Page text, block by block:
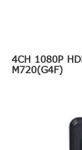
4CH 1080P
M720(G4F)